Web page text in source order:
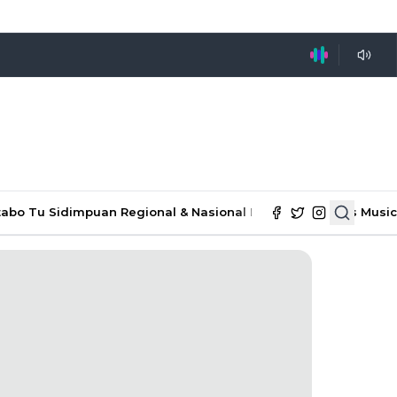
Tu Sidimpuan Regional & Nasional Ekonomi & Bisnis Music